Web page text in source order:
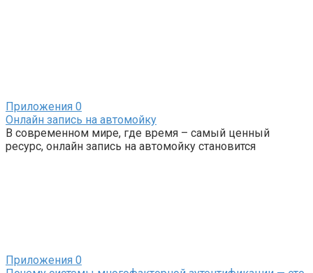
Приложения 0
Онлайн запись на автомойку
В современном мире, где время – самый ценный
ресурс, онлайн запись на автомойку становится
Приложения 0